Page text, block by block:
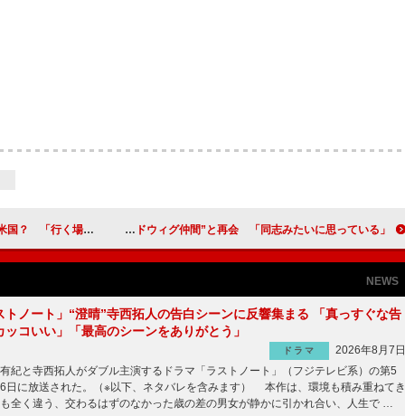
まっていて準備も万端」 山本耕史“ヘドウィグ仲間”と再会 「同志みたいに思っている」
NEWS
トノート」“澄晴”寺西拓人の告白シーンに反響集まる 「真っすぐな告
ッコいい」「最高のシーンをありがとう」
ドラマ
2026年8月7日
紀と寺西拓人がダブル主演するドラマ「ラストノート」（フジテレビ系）の第5
日に放送された。（※以下、ネタバレを含みます） 本作は、環境も積み重ねてき
全く違う、交わるはずのなかった歳の差の男女が静かに引かれ合い、人生で …